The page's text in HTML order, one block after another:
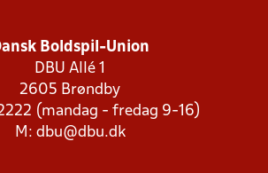
Boldspil-Union
DBU Allé 1
2605 Brøndby
(mandag - fredag 9-16)
M: dbu@dbu.dk